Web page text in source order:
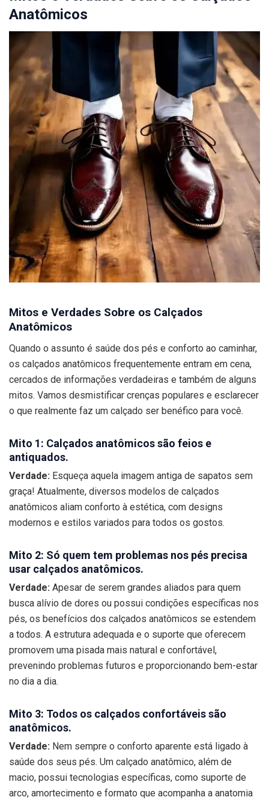
Anatômicos
Mitos e Verdades Sobre os Calçados
Anatômicos
Quando o assunto é saúde dos pés e conforto ao caminhar,
os calçados anatômicos frequentemente entram em cena,
cercados de informações verdadeiras e também de alguns
mitos. Vamos desmistificar crenças populares e esclarecer
o que realmente faz um calçado ser benéfico para você.
Mito 1: Calçados anatômicos são feios e
antiquados.
Verdade: Esqueça aquela imagem antiga de sapatos sem
graça! Atualmente, diversos modelos de calçados
anatômicos aliam conforto à estética, com designs
modernos e estilos variados para todos os gostos.
Mito 2: Só quem tem problemas nos pés precisa
usar calçados anatômicos.
Verdade: Apesar de serem grandes aliados para quem
busca alívio de dores ou possui condições específicas nos
pés, os benefícios dos calçados anatômicos se estendem
a todos. A estrutura adequada e o suporte que oferecem
promovem uma pisada mais natural e confortável,
prevenindo problemas futuros e proporcionando bem-estar
no dia a dia.
Mito 3: Todos os calçados confortáveis são
anatômicos.
Verdade: Nem sempre o conforto aparente está ligado à
saúde dos seus pés. Um calçado anatômico, além de
macio, possui tecnologias específicas, como suporte de
arco, amortecimento e formato que acompanha a anatomia